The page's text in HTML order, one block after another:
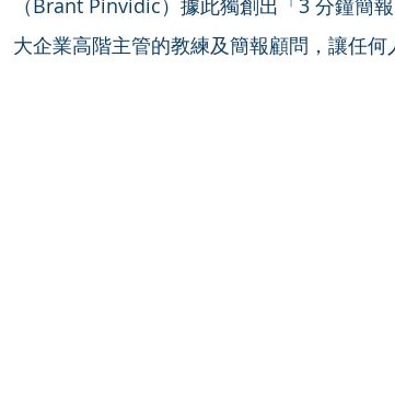
大企業高階主管的教練及簡報顧問，讓任